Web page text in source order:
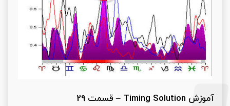
آموزش Timing Solution – قسمت 29